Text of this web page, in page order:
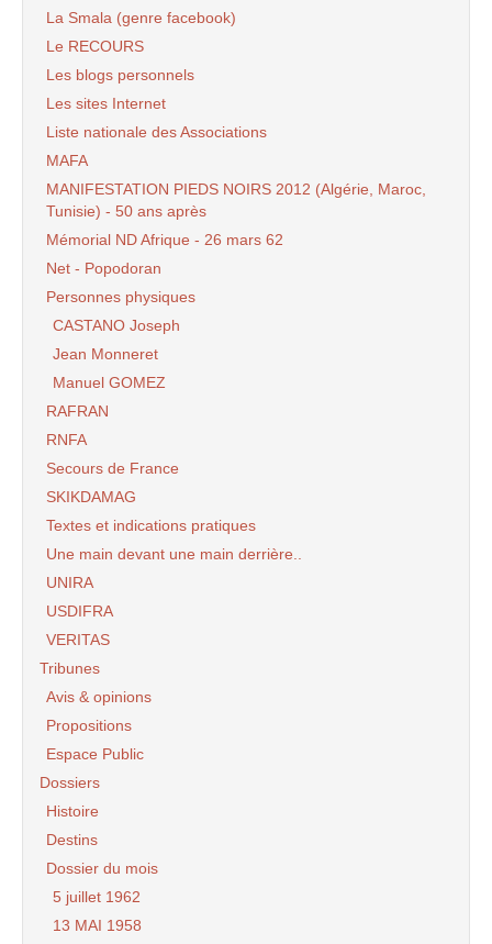
La Smala (genre facebook)
Le RECOURS
Les blogs personnels
Les sites Internet
Liste nationale des Associations
MAFA
MANIFESTATION PIEDS NOIRS 2012 (Algérie, Maroc,
Tunisie) - 50 ans après
Mémorial ND Afrique - 26 mars 62
Net - Popodoran
Personnes physiques
CASTANO Joseph
Jean Monneret
Manuel GOMEZ
RAFRAN
RNFA
Secours de France
SKIKDAMAG
Textes et indications pratiques
Une main devant une main derrière..
UNIRA
USDIFRA
VERITAS
Tribunes
Avis & opinions
Propositions
Espace Public
Dossiers
Histoire
Destins
Dossier du mois
5 juillet 1962
13 MAI 1958